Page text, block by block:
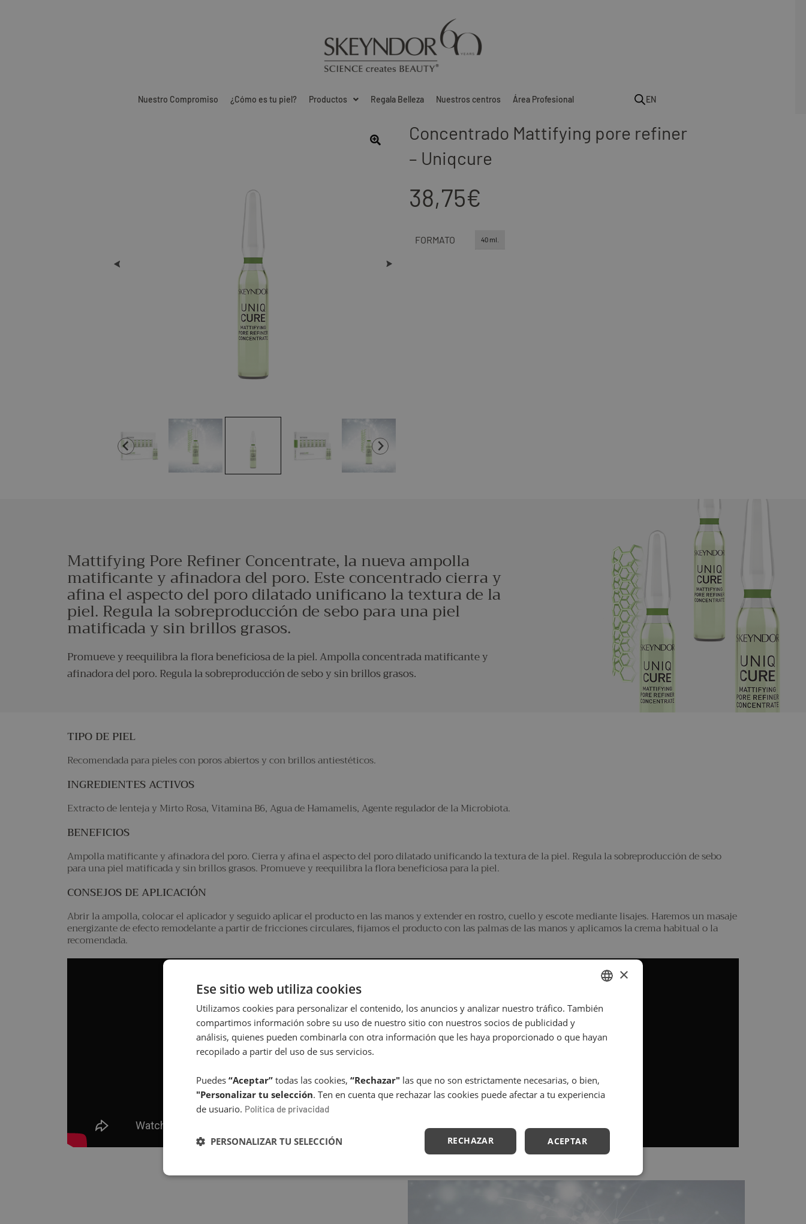
Nuestro Compromiso ¿Cómo es tu piel? Productos Regala Belleza Nuestros centros Área Profesional EN
Concentrado Mattifying pore refiner
– Uniqcure
38,75€
FORMATO 40 ml.
Mattifying Pore Refiner Concentrate, la nueva ampolla
matificante y afinadora del poro. Este concentrado cierra y
afina el aspecto del poro dilatado unificano la textura de la
piel. Regula la sobreproducción de sebo para una piel
matificada y sin brillos grasos.
Promueve y reequilibra la flora beneficiosa de la piel. Ampolla concentrada matificante y
afinadora del poro. Regula la sobreproducción de sebo y sin brillos grasos.
TIPO DE PIEL
Recomendada para pieles con poros abiertos y con brillos antiestéticos.
INGREDIENTES ACTIVOS
Extracto de lenteja y Mirto Rosa, Vitamina B6, Agua de Hamamelis, Agente regulador de la Microbiota.
BENEFICIOS
Ampolla matificante y afinadora del poro. Cierra y afina el aspecto del poro dilatado unificando la textura de la piel. Regula la sobreproducción de sebo
para una piel matificada y sin brillos grasos. Promueve y reequilibra la flora beneficiosa para la piel.
CONSEJOS DE APLICACIÓN
Abrir la ampolla, colocar el aplicador y seguido aplicar el producto en las manos y extender en rostro, cuello y escote mediante lisajes. Haremos un masaje
energizante de efecto remodelante a partir de fricciones circulares, fijamos el producto con las palmas de las manos y aplicamos la crema habitual o la
recomendada.
SPANISH
×
Ese sitio web utiliza cookies
Utilizamos cookies para personalizar el contenido, los anuncios y analizar nuestro tráfico. También
compartimos información sobre su uso de nuestro sitio con nuestros socios de publicidad y
análisis, quienes pueden combinarla con otra información que les haya proporcionado o que hayan
recopilado a partir del uso de sus servicios.
Puedes “Aceptar” todas las cookies, “Rechazar" las que no son estrictamente necesarias, o bien,
"Personalizar tu selección. Ten en cuenta que rechazar las cookies puede afectar a tu experiencia
de usuario. Política de privacidad
ACEPTAR
RECHAZAR
PERSONALIZAR TU SELECCIÓN